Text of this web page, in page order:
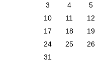
3
4 5
10
11 12
17
18 19
24
25 26
31